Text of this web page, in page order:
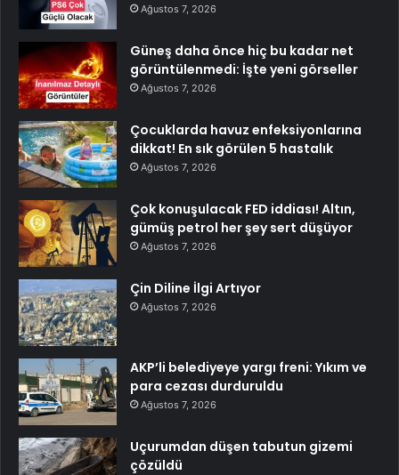
Ağustos 7, 2026
Güneş daha önce hiç bu kadar net
görüntülenmedi: İşte yeni görseller
Ağustos 7, 2026
Çocuklarda havuz enfeksiyonlarına
dikkat! En sık görülen 5 hastalık
Ağustos 7, 2026
Çok konuşulacak FED iddiası! Altın,
gümüş petrol her şey sert düşüyor
Ağustos 7, 2026
Çin Diline İlgi Artıyor
Ağustos 7, 2026
AKP’li belediyeye yargı freni: Yıkım ve
para cezası durduruldu
Ağustos 7, 2026
Uçurumdan düşen tabutun gizemi
çözüldü